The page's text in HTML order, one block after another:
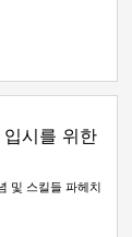
시를 위한
및 스킬들 파헤치